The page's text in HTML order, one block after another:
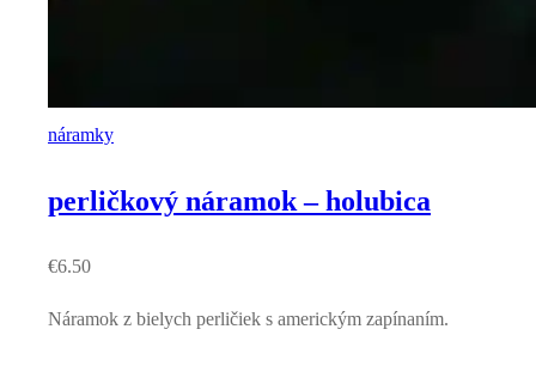
náramky
perličkový náramok – holubica
€6.50
Náramok z bielych perličiek s americkým zapínaním.